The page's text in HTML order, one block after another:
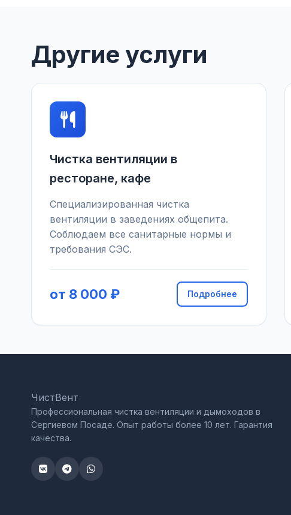
Другие услуги
Чистка вентиляции в
ресторане, кафе
Специализированная чистка
вентиляции в заведениях общепита.
Соблюдаем все санитарные нормы и
требования СЭС.
от 8 000 ₽ Подробнее
ЧистВент
Профессиональная чистка вентиляции и дымоходов в
Сергиевом Посаде. Опыт работы более 10 лет. Гарантия
качества.